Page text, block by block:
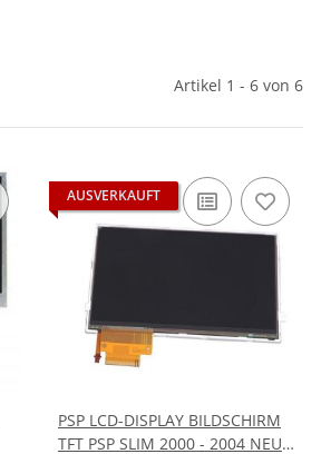
Artikel 1 - 6 von 6
AUSVERKAUFT
PSP LCD-DISPLAY BILDSCHIRM
TFT PSP SLIM 2000 - 2004 NEU